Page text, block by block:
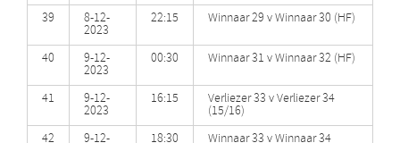
39
8-12-
2023
22:15 Winnaar 29 v Winnaar 30 (HF)
40 9-12-
2023
00:30 Winnaar 31 v Winnaar 32 (HF)
41 9-12-
2023
16:15 Verliezer 33 v Verliezer 34
(15/16)
42
9-12- 18:30 Winnaar 33 v Winnaar 34